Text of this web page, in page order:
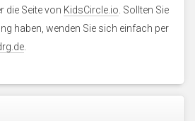
die Seite von KidsCircle.io . Sollten Sie
haben, wenden Sie sich einfach per